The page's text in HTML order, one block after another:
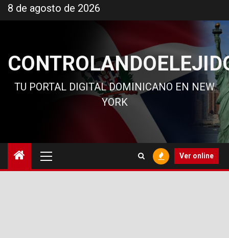
al
8 de agosto de 2026
TU PORTAL DIGITAL DOMINICANO EN NEW
YORK
principal
Ver online